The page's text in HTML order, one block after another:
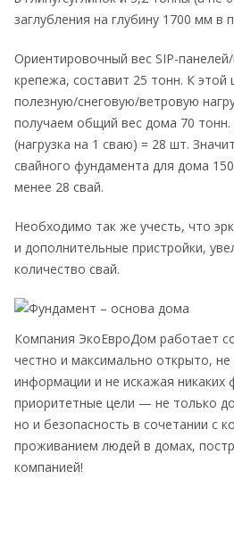
заглубления на глубину 1700 мм в
Ориентировочный вес SIP-
крепежа, составит 25 тонн. К
полезную/снеговую/ветровую
получаем общий вес дома 70
(нагрузка на 1 сваю) = 28 шт.
свайного фундамента для дома
менее 28 свай.
Необходимо так же учесть, что
и дополнительные пристройки,
количество свай.
Компания ЭкоЕвроДом работает
честно и максимально открыто, не
информации и не искажая никаких
приоритетные цели — не только
но и безопасность в сочетании с
проживанием людей в домах,
компанией!